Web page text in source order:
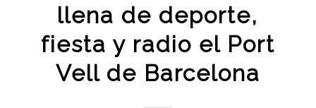
llena de deporte,
fiesta y radio el Port
Vell de Barcelona